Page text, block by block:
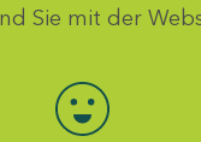
Sie mit der
Bewertung